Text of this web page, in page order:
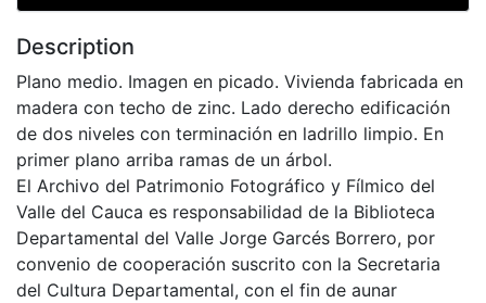
Description
Plano medio. Imagen en picado. Vivienda fabricada en
madera con techo de zinc. Lado derecho edificación
de dos niveles con terminación en ladrillo limpio. En
primer plano arriba ramas de un árbol.
El Archivo del Patrimonio Fotográfico y Fílmico del
Valle del Cauca es responsabilidad de la Biblioteca
Departamental del Valle Jorge Garcés Borrero, por
convenio de cooperación suscrito con la Secretaria
del Cultura Departamental, con el fin de aunar